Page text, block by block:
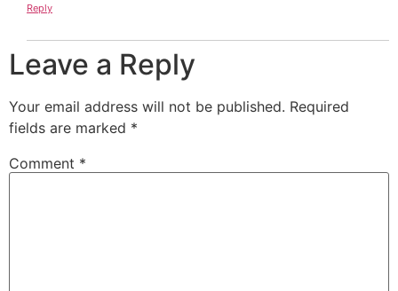
Reply
Leave a Reply
Your email address will not be published. Required
fields are marked *
Comment *